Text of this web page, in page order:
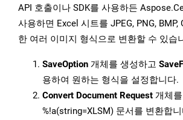
API 호출이나 SDK를 사용하든
사용하면 Excel 시트를 JPEG, PNG, BMP,
한 여러 이미지 형식으로 변환할 수 있습
SaveOption 개체를 생성하고
용하여 원하는 형식을 설정합니다.
Convert Document Request 개체
%!a(string=XLSM) 문서를 변환합